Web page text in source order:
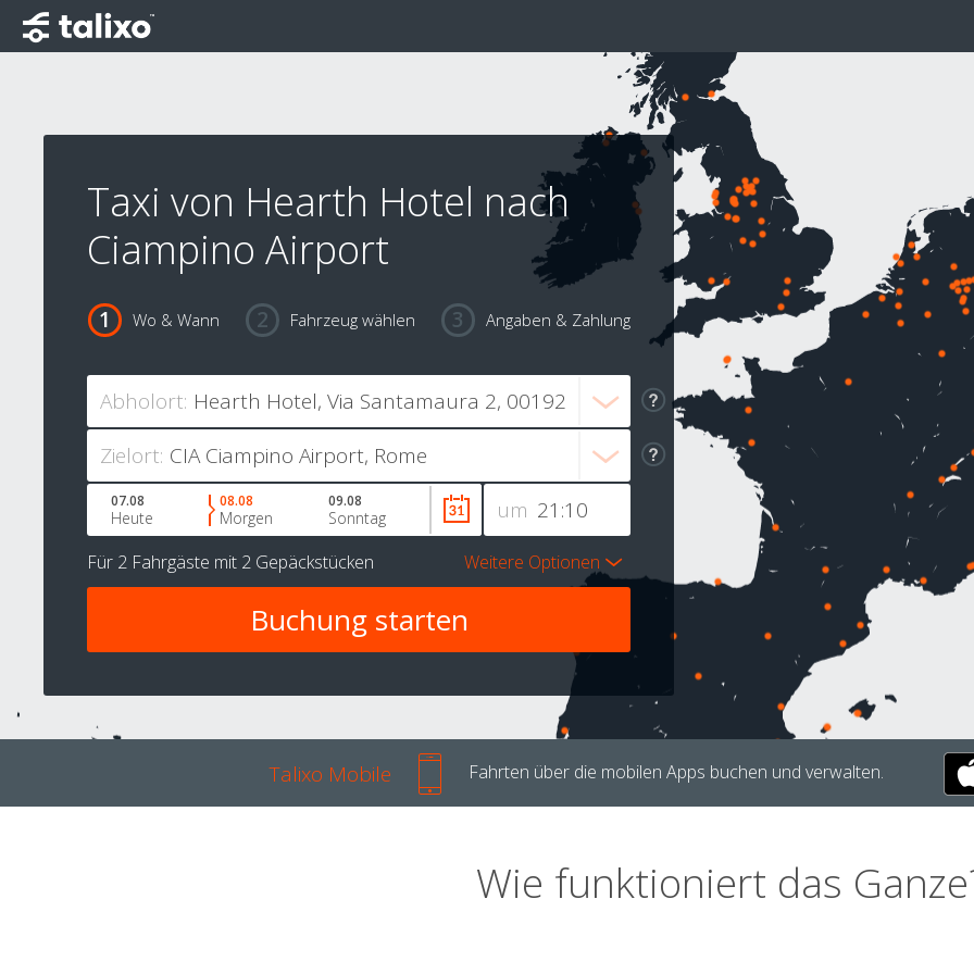
Taxi von Hearth Hotel nach
Ciampino Airport
Wo & Wann Fahrzeug wählen Angaben & Zahlung
Abholort:
Zielort:
um
07.08
Heute
08.08
Morgen
09.08
Sonntag
Für 2 Fahrgäste mit 2 Gepäckstücken Weitere Optionen
Talixo Mobile Fahrten über die mobilen Apps buchen und verwalten.
Wie funktioniert das